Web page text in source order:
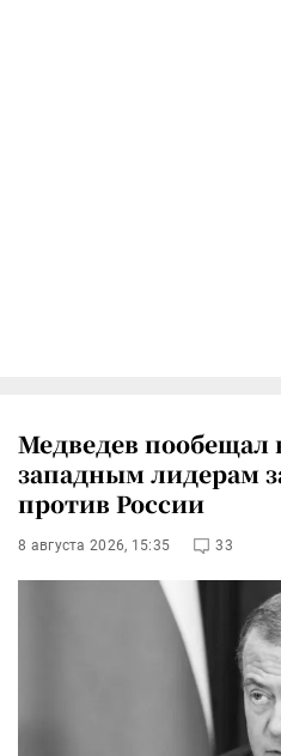
Медведев пообещал
западным лидерам
против России
8 августа 2026, 15:35 33